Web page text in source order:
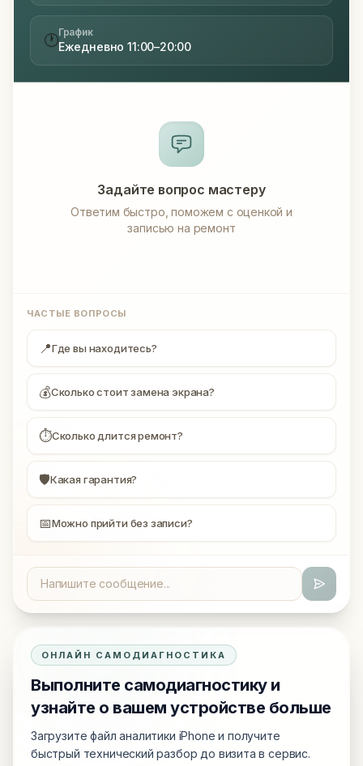
🕐График
Ежедневно 11:00–20:00
Задайте вопрос мастеру
Ответим быстро, поможем с оценкой и
записью на ремонт
ЧАСТЫЕ ВОПРОСЫ
📍Где вы находитесь?
💰Сколько стоит замена экрана?
⏱Сколько длится ремонт?
🛡Какая гарантия?
📅Можно прийти без записи?
ОНЛАЙН САМОДИАГНОСТИКА
Выполните самодиагностику и
узнайте о вашем устройстве больше
Загрузите файл аналитики iPhone и получите
быстрый технический разбор до визита в сервис.